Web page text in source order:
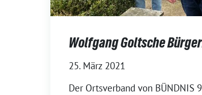
Wolfgang Goltsche
25. März 2021
Der Ortsverband von BÜNDNIS